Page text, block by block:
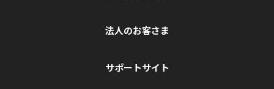
法人のお客さま
サポートサイト